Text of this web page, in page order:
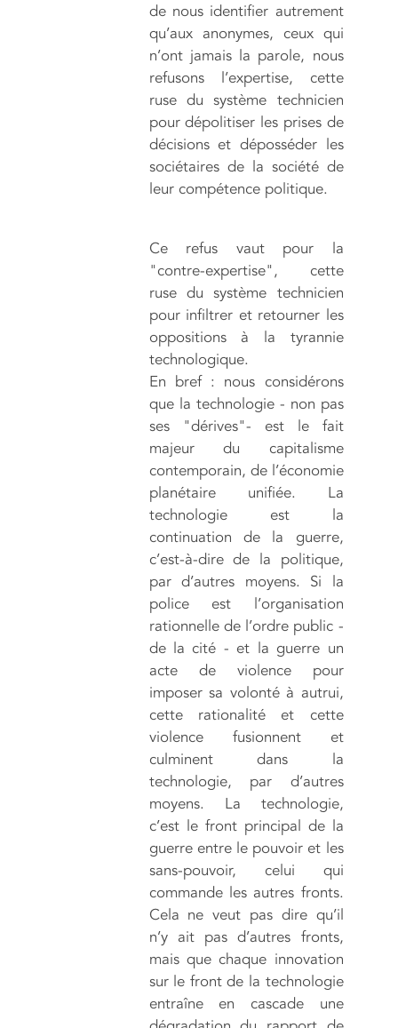
de nous identifier autrement
qu’aux anonymes, ceux qui
n’ont jamais la parole, nous
refusons l’expertise, cette
ruse du système technicien
pour dépolitiser les prises de
décisions et déposséder les
sociétaires de la société de
leur compétence politique.
Ce refus vaut pour la
"contre-expertise", cette
ruse du système technicien
pour infiltrer et retourner les
oppositions à la tyrannie
technologique.
En bref : nous considérons
que la technologie - non pas
ses "dérives"- est le fait
majeur du capitalisme
contemporain, de l’économie
planétaire unifiée. La
technologie est la
continuation de la guerre,
c’est-à-dire de la politique,
par d’autres moyens. Si la
police est l’organisation
rationnelle de l’ordre public -
de la cité - et la guerre un
acte de violence pour
imposer sa volonté à autrui,
cette rationalité et cette
violence fusionnent et
culminent dans la
technologie, par d’autres
moyens. La technologie,
c’est le front principal de la
guerre entre le pouvoir et les
sans-pouvoir, celui qui
commande les autres fronts.
Cela ne veut pas dire qu’il
n’y ait pas d’autres fronts,
mais que chaque innovation
sur le front de la technologie
entraîne en cascade une